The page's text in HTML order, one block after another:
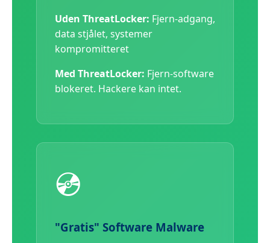
Uden ThreatLocker: Fjern-adgang,
data stjålet, systemer
kompromitteret
Med ThreatLocker: Fjern-software
blokeret. Hackere kan intet.
💿
"Gratis" Software Malware